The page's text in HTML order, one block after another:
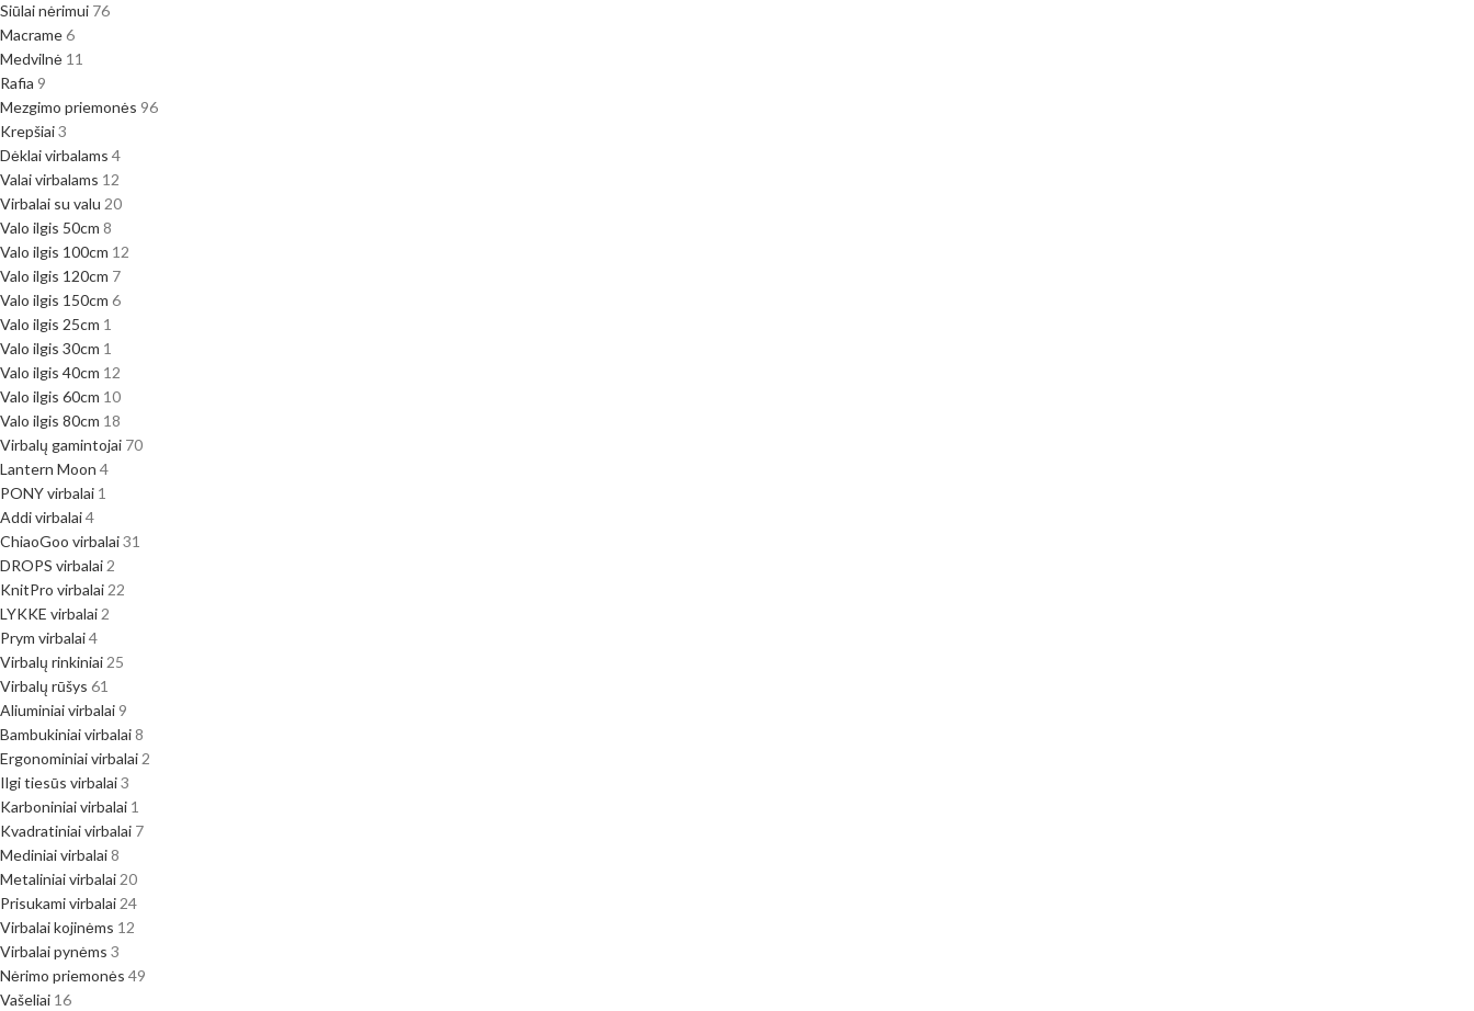
Siūlai nėrimui 76
Macrame6
Medvilnė 11
Rafia 9
Mezgimo priemonės 96
Krepšiai3
Dėklai virbalams 4
Valai virbalams 12
Virbalai su valu 20
Valo ilgis 50cm 8
Valo ilgis 100cm 12
Valo ilgis 120cm 7
Valo ilgis 150cm 6
Valo ilgis 25cm 1
Valo ilgis 30cm 1
Valo ilgis 40cm 12
Valo ilgis 60cm 10
Valo ilgis 80cm 18
Virbalų gamintojai 70
Lantern Moon 4
PONY virbalai 1
Addi virbalai4
ChiaoGoo virbalai31
DROPS virbalai 2
KnitPro virbalai 22
LYKKE virbalai 2
Prym virbalai4
Virbalų rinkiniai 25
Virbalų rūšys 61
Aliuminiai virbalai 9
Bambukiniai virbalai8
Ergonominiai virbalai 2
Ilgi tiesūs virbalai3
Karboniniai virbalai 1
Kvadratiniai virbalai 7
Mediniai virbalai8
Metaliniai virbalai 20
Prisukami virbalai 24
Virbalai kojinėms 12
Virbalai pynėms 3
Nėrimo priemonės 49
Vašeliai 16